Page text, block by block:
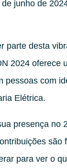
junho de
parte desta
2024 oferece
pessoas com
Elétrica.
presença no
para ver o